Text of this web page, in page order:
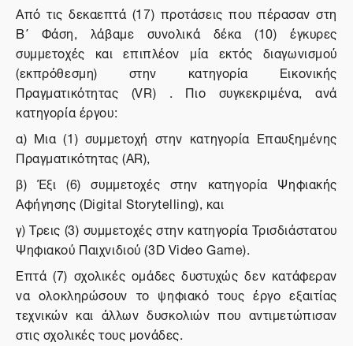
Από τις δεκαεπτά (17) προτάσεις που πέρασαν στη
Β΄ Φάση, λάβαμε συνολικά δέκα (10) έγκυρες
συμμετοχές και επιπλέον μία εκτός διαγωνισμού
(εκπρόθεσμη) στην κατηγορία Εικονικής
Πραγματικότητας (VR) . Πιο συγκεκριμένα, ανά
κατηγορία έργου:
α) Μια (1) συμμετοχή στην κατηγορία Επαυξημένης
Πραγματικότητας (AR),
β) Έξι (6) συμμετοχές στην κατηγορία Ψηφιακής
Αφήγησης (Digital Storytelling), και
γ) Τρεις (3) συμμετοχές στην κατηγορία Τρισδιάστατου
Ψηφιακού Παιχνιδιού (3D Video Game).
Επτά (7) σχολικές ομάδες δυστυχώς δεν κατάφεραν
να ολοκληρώσουν το ψηφιακό τους έργο εξαιτίας
τεχνικών και άλλων δυσκολιών που αντιμετώπισαν
στις σχολικές τους μονάδες.